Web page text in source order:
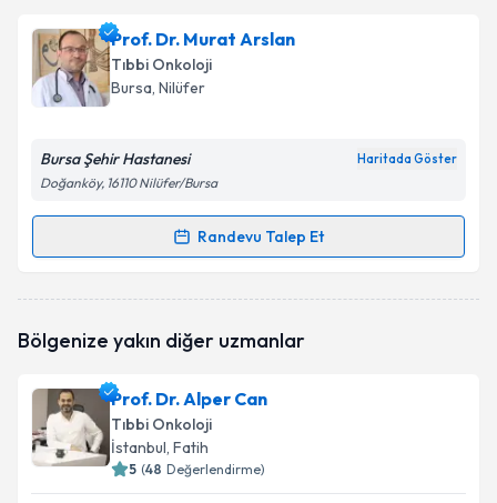
Prof. Dr. Murat Arslan
Tıbbi Onkoloji
Bursa, Nilüfer
Bursa Şehir Hastanesi Haritada Göster
Doğanköy, 16110 Nilüfer/Bursa
Randevu Talep Et
Randevu Takvimi Talebi
oluşturun. Size bu uzmandan randevu almanız için bir
E-posta Adresiniz
Bölgenize yakın diğer uzmanlar
Prof. Dr. Alper Can
Tıbbi Onkoloji
İstanbul, Fatih
5 (48 Değerlendirme)